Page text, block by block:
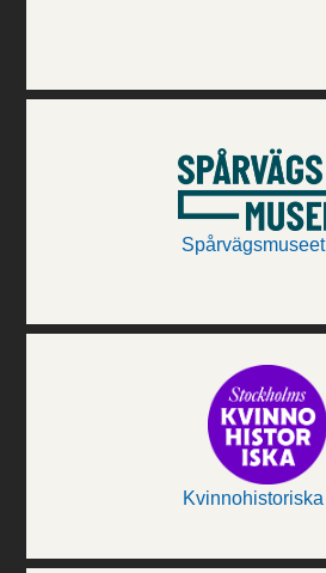
Spårvägsmuseet
Kvinnohistoriska